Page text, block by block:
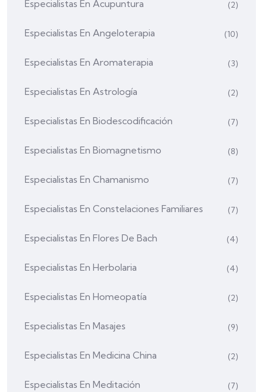
Especialistas En Acupuntura (2)
Especialistas En Angeloterapia (10)
Especialistas En Aromaterapia (3)
Especialistas En Astrología (2)
Especialistas En Biodescodificación (7)
Especialistas En Biomagnetismo (8)
Especialistas En Chamanismo (7)
Especialistas En Constelaciones Familiares (7)
Especialistas En Flores De Bach (4)
Especialistas En Herbolaria (4)
Especialistas En Homeopatía (2)
Especialistas En Masajes (9)
Especialistas En Medicina China (2)
Especialistas En Meditación (7)